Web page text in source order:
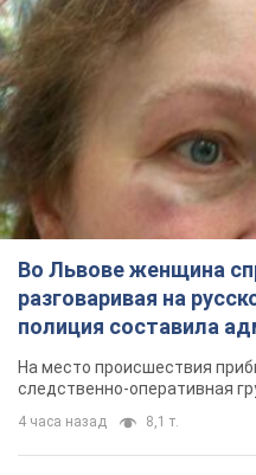
Во Львове женщина
разговаривая на
полиция составила
протокол. Видео
На место происшествия
следственно-оперативная
4 часа назад 8,1 т.